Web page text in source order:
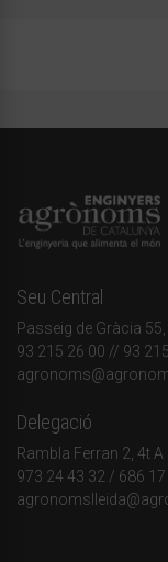
Seu Central
Passeig de Gràcia
93 215 26 00 // 93
Delegació
Rambla Ferran 2, 4t
973 24 43 32 / 686